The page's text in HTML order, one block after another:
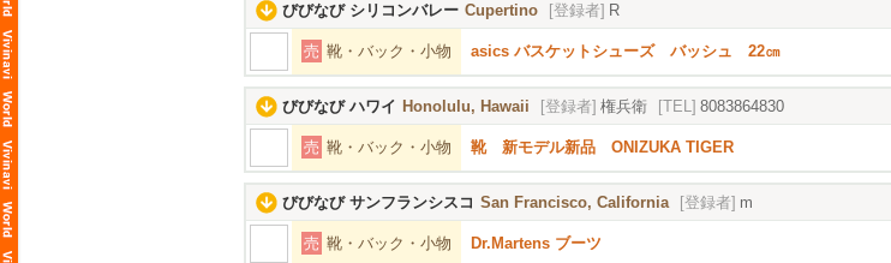
びびなび シリコンバレー Cupertino [登録者] R
売 靴・バック・小物 asics バスケットシューズ バッシュ 22㎝
びびなび ハワイ Honolulu, Hawaii [登録者] 権兵衛 [TEL] 8083864830
売 靴・バック・小物 靴 新モデル新品 ONIZUKA TIGER
びびなび サンフランシスコ San Francisco, California [登録者] m
売 靴・バック・小物 Dr.Martens ブーツ